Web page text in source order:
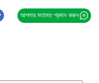
আপনার মতামত প্রদান করুন